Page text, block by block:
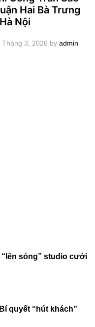
Hai Bà Trưng
Nội
Tháng 3, 2026 by admin
sóng” studio cưới
quyết “hút khách”